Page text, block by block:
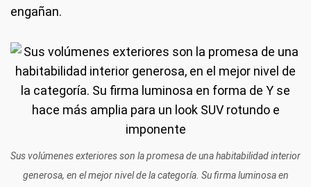
engañan.
Sus volúmenes exteriores son la promesa de una habitabilidad interior
generosa, en el mejor nivel de la categoría. Su firma luminosa en